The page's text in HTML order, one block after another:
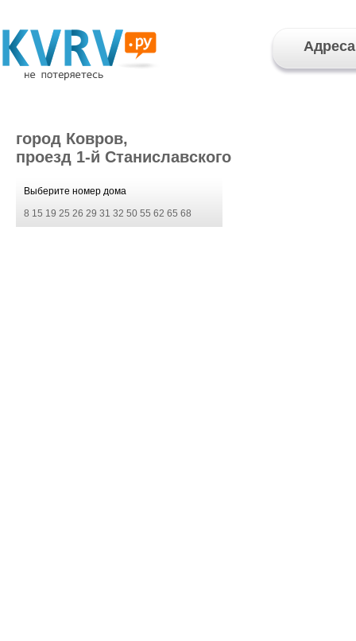
Адреса
город Ковров,
проезд 1-й Станиславского
Выберите номер дома
8 15 19 25 26 29 31 32 50 55 62 65 68